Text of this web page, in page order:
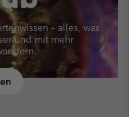
– alles, was
und mit mehr